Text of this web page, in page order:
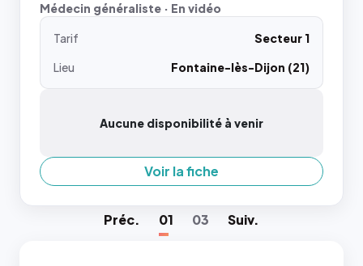
Médecin généraliste · En vidéo
Tarif
Secteur 1
Lieu
Fontaine-lès-Dijon (21)
Aucune disponibilité à venir
Voir la fiche
Préc. 01 03 Suiv.